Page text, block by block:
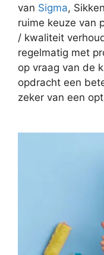
van Sigma,
ruime keuze van
/ kwaliteit
regelmatig met
op vraag van de
opdracht een
zeker van een